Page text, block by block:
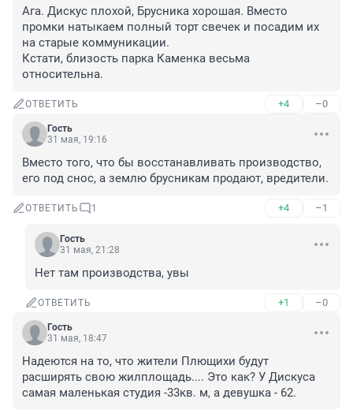
Ага. Дискус плохой, Брусника хорошая. Вместо
промки натыкаем полный торт свечек и посадим их
на старые коммуникации.
Кстати, близость парка Каменка весьма
относительна.
ОТВЕТИТЬ +4 –0
Гость
31 мая, 19:16
Вместо того, что бы восстанавливать производство,
его под снос, а землю брусникам продают, вредители.
ОТВЕТИТЬ 1 +4 –1
Гость
31 мая, 21:28
Нет там производства, увы
ОТВЕТИТЬ +1 –0
Гость
31 мая, 18:47
Надеются на то, что жители Плющихи будут
расширять свою жилплощадь.... Это как? У Дискуса
самая маленькая студия -33кв. м, а девушка - 62.